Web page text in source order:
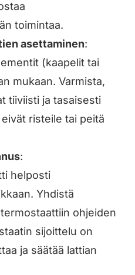
toimintaa.
asettaminen:
(kaapelit tai
mukaan. Varmista,
tiiviisti ja tasaisesti
risteile tai peitä
:
helposti
Yhdistä
ohjeiden
sijoittelu on
ja säätää lattian